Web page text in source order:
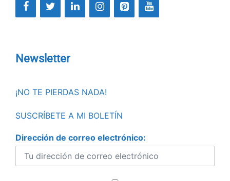
Newsletter
¡NO TE PIERDAS NADA!
SUSCRÍBETE A MI BOLETÍN
Dirección de correo electrónico: